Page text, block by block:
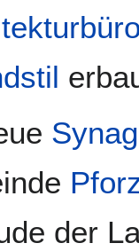
der